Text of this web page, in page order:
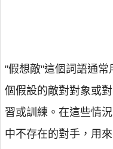
"假想敵"這個詞語通
個假設的敵對對象或
習或訓練。在這些情
中不存在的對手，用